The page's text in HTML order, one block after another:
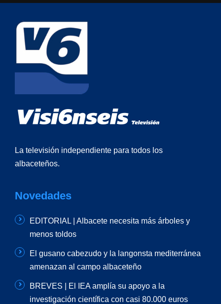
La televisión independiente para todos los
albaceteños.
Novedades
EDITORIAL | Albacete necesita más árboles y
menos toldos
El gusano cabezudo y la langonsta mediterránea
amenazan al campo albaceteño
BREVES | El IEA amplía su apoyo a la
investigación científica con casi 80.000 euros